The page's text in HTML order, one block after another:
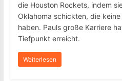
die Houston Rockets, indem
Oklahoma schickten, die
haben. Pauls große Karriere
Tiefpunkt erreicht.
Weiterlesen